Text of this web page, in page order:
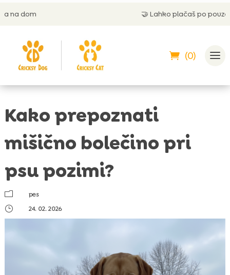
Lahko plačaš po povzetju
(0)
Kako prepoznati
mišično bolečino pri
psu pozimi?
m
pes
}
24. 02. 2026